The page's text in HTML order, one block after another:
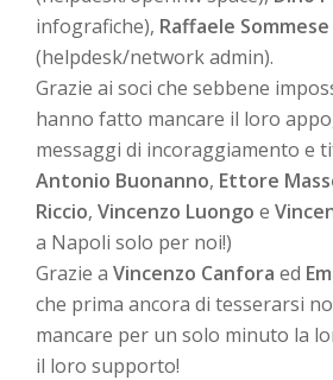
infografiche), Raffaele Sommese
(helpdesk/network admin).
Grazie ai soci che sebbene
hanno fatto mancare il loro
messaggi di incoraggiamento e
Antonio Buonanno, Ettore
Riccio, Vincenzo Luongo e
a Napoli solo per noi!)
Grazie a Vincenzo Canfora ed
che prima ancora di tesserarsi
mancare per un solo minuto la
il loro supporto!